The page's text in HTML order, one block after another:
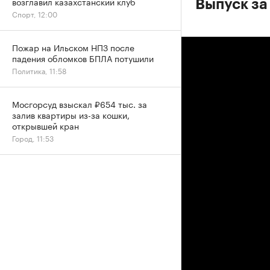
Выпуск
Спорт, 12:00
Пожар на Ильском НПЗ после
падения обломков БПЛА потушили
Политика, 11:58
Мосгорсуд взыскал ₽654 тыс. за
залив квартиры из-за кошки,
открывшей кран
Город, 11:53